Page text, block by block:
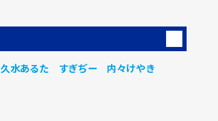
久水あるた すぎぢー 内々けやき